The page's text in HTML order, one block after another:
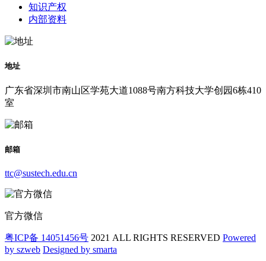
知识产权
内部资料
地址
广东省深圳市南山区学苑大道1088号南方科技大学创园6栋410
室
邮箱
ttc@sustech.edu.cn
官方微信
粤ICP备 14051456号 2021 ALL RIGHTS RESERVED Powered
by szweb Designed by smarta